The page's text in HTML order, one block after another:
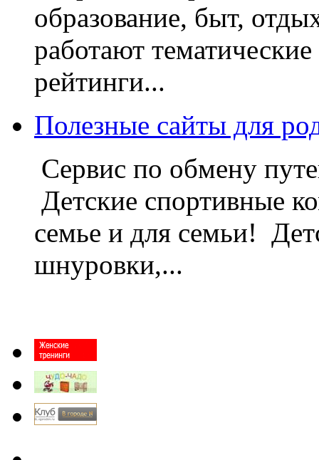
образование, быт,
работают
рейтинги...
Полезные сайты для
Сервис по обмену
Детские спортивные
семье и для семьи!
шнуровки,...